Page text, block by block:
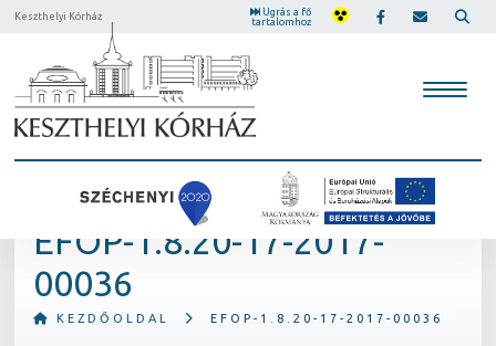
Keszthelyi Kórház
Ugrás a fő
tartalomhoz
EFOP-1.8.20-17-2017-
00036
KEZDŐOLDAL EFOP-1.8.20-17-2017-00036